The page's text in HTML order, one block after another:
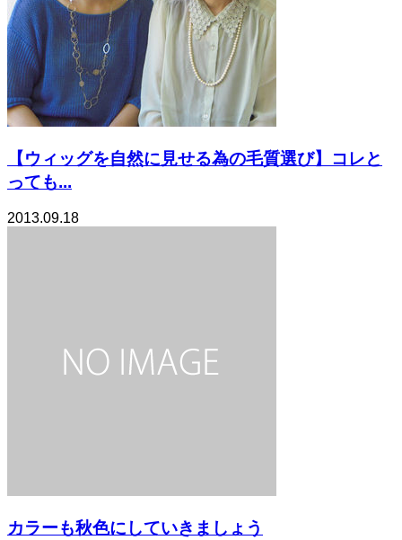
【ウィッグを自然に見せる為の毛質選び】コレと
っても...
2013.09.18
カラーも秋色にしていきましょう